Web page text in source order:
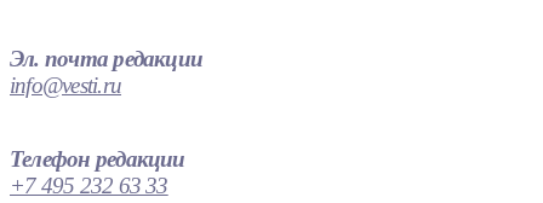
Эл. почта редакции
info@vesti.ru
Телефон редакции
+7 495 232 63 33